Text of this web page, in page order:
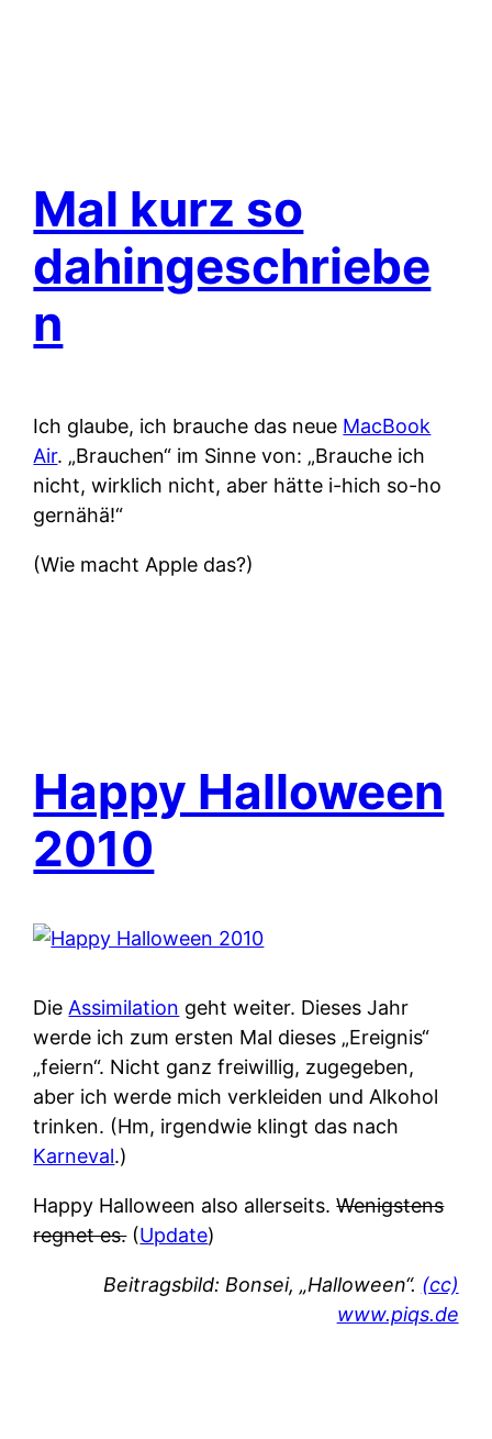
Mal kurz so
dahingeschriebe
n
Ich glaube, ich brauche das neue MacBook
Air. „Brauchen“ im Sinne von: „Brauche ich
nicht, wirklich nicht, aber hätte i-hich so-ho
gernähä!“
(Wie macht Apple das?)
Happy Halloween
2010
Die Assimilation geht weiter. Dieses Jahr
werde ich zum ersten Mal dieses „Ereignis“
„feiern“. Nicht ganz freiwillig, zugegeben,
aber ich werde mich verkleiden und Alkohol
trinken. (Hm, irgendwie klingt das nach
Karneval.)
Happy Halloween also allerseits.Wenigstens
regnet es.(Update)
Beitragsbild: Bonsei, „Halloween“. (cc)
www.piqs.de